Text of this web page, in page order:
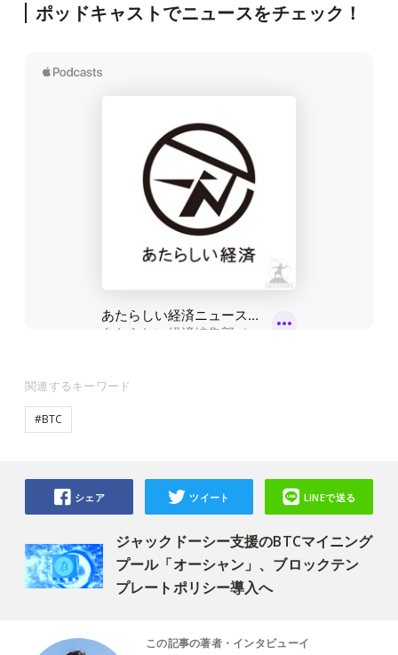
ポッドキャストでニュースをチェック！
関連するキーワード
#BTC
ジャックドーシー支援のBTCマイニング
プール「オーシャン」、ブロックテン
プレートポリシー導入へ
シェア ツイート LINEで送る
この記事の著者・インタビューイ